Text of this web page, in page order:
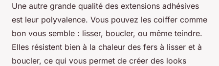
Une autre grande qualité des extensions adhésives
est leur polyvalence. Vous pouvez les coiffer comme
bon vous semble : lisser, boucler, ou même teindre.
Elles résistent bien à la chaleur des fers à lisser et à
boucler, ce qui vous permet de créer des looks